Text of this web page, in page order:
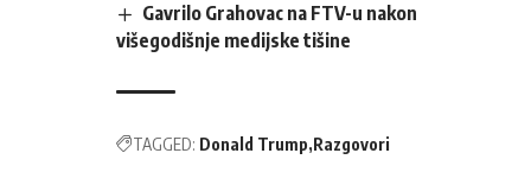
Gavrilo Grahovac na FTV-u nakon
višegodišnje medijske tišine
TAGGED: Donald Trump Razgovori